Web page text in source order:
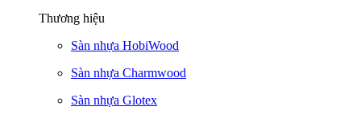
Thương hiệu
Sàn nhựa HobiWood
Sàn nhựa Charmwood
Sàn nhựa Glotex